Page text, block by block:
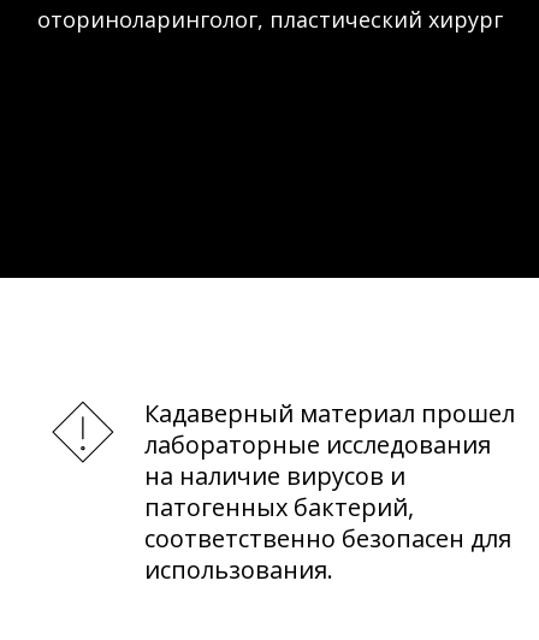
оториноларинголог, пластический хирург
Кадаверный материал прошел
лабораторные исследования
на наличие вирусов и
патогенных бактерий,
соответственно безопасен для
использования.